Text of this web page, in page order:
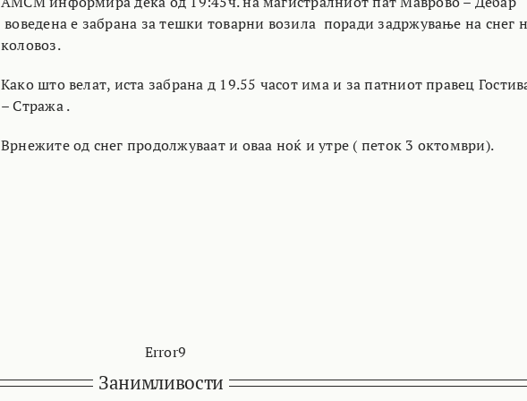
воведена е забрана за тешки товарни возила поради задржување на снег
коловоз.
Како што велат, иста забрана д 19.55 часот има и за патниот правец
– Стража .
Врнежите од снег продолжуваат и оваа ноќ и утре ( петок 3 октомври).
Error9
Занимливости